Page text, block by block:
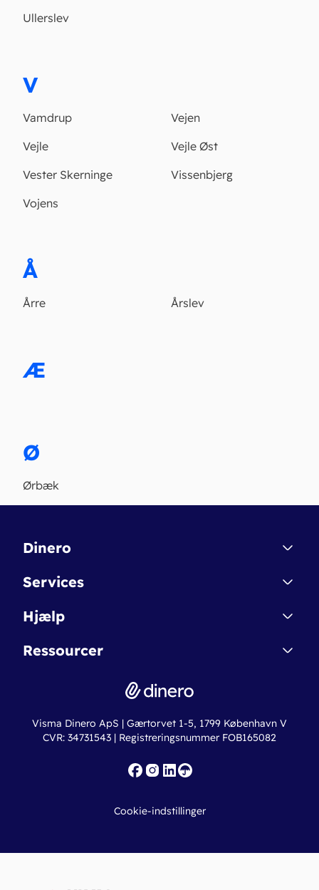
Ullerslev
V
Vamdrup
Vejen
Vejle
Vejle Øst
Vester Skerninge
Vissenbjerg
Vojens
Å
Årre Årslev
Æ
Ø
Ørbæk
Dinero
Kontakt
Betingelser & Sikkerhed
Nye funktioner
Services
Dinero Starter
Dinero Pro
Erhvervslån
Fakturaskabeloner
Hjælp
Regnskabsordbogen
Online regnskabskurser
Ressourcer
Ny virksomhed
Iværksætterlegat
Visma Dinero ApS | Gærtorvet 1-5, 1799 København V
CVR: 34731543 | Registreringsnummer FOB165082
Cookie-indstillinger